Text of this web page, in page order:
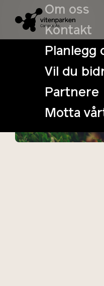
Om oss
Kontakt
Planlegg
Vil du
Partnere
Motta